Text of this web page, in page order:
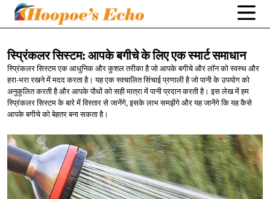
स्प्रिंकलर सिस्टम: आपके बगीचे के लिए एकस्मार्ट समाधान
स्प्रिंकलर सिस्टम एक आधुनिक और कुशल तरीका है जो आपके बगीचे और लॉन को स्वस्थ और
हरा-भरा रखने में मदद करता है। यह एक स्वचालित सिंचाई प्रणाली है जो पानी के उपयोग को
अनुकूलित करती है और आपके पौधों को सही मात्रा में पानी प्रदान करती है। इस लेख में हम
स्प्रिंकलर सिस्टम के बारे में विस्तार से जानेंगे, इसके लाभ समझेंगे और यह जानेंगे कि यह कैसे
आपके बगीचे को बेहतर बना सकता है।